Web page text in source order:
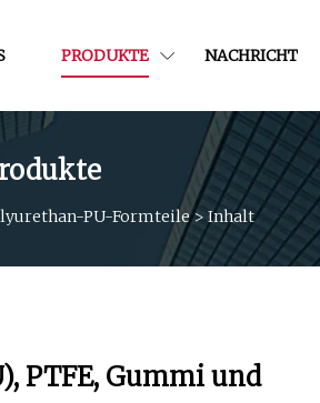
PRODUKTE NACHRICHT
PU-Formteile> Inhalt
PTFE, Gummi und